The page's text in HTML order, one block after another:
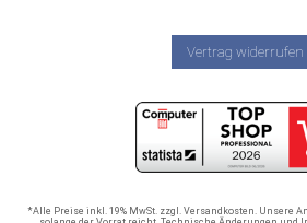
Vertrag widerrufen
*Alle Preise inkl. 19% MwSt. zzgl. Versandkosten. Unsere